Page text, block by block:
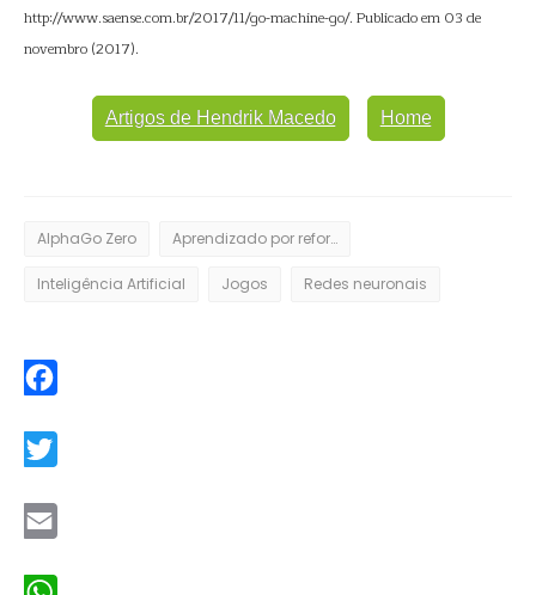
http://www.saense.com.br/2017/11/go-machine-go/. Publicado em 03 de
novembro (2017).
Artigos de Hendrik Macedo Home
AlphaGo Zero Aprendizado por reforço
Inteligência Artificial Jogos Redes neuronais